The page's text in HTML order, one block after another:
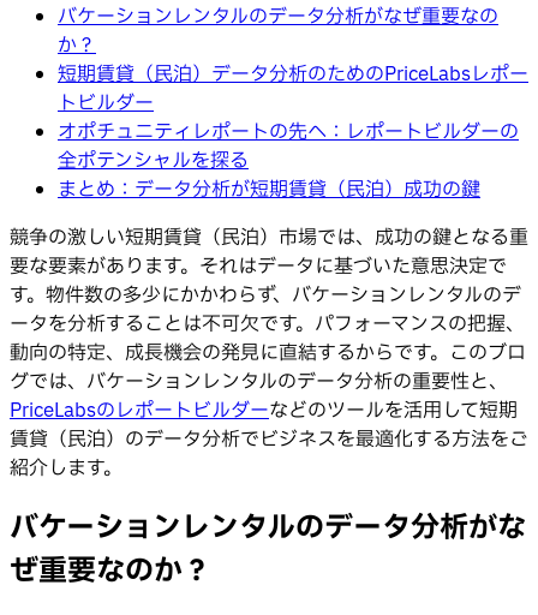
バケーションレンタルのデータ分析がなぜ重要なの
か？
短期賃貸（民泊）データ分析のためのPriceLabsレポー
トビルダー
オポチュニティレポートの先へ：レポートビルダーの
全ポテンシャルを探る
まとめ：データ分析が短期賃貸（民泊）成功の鍵
競争の激しい短期賃貸（民泊）市場では、成功の鍵となる重
要な要素があります。それはデータに基づいた意思決定で
す。物件数の多少にかかわらず、バケーションレンタルのデ
ータを分析することは不可欠です。パフォーマンスの把握、
動向の特定、成長機会の発見に直結するからです。このブロ
グでは、バケーションレンタルのデータ分析の重要性と、
PriceLabsのレポートビルダーなどのツールを活用して短期
賃貸（民泊）のデータ分析でビジネスを最適化する方法をご
紹介します。
バケーションレンタルのデータ分析がな
ぜ重要なのか？